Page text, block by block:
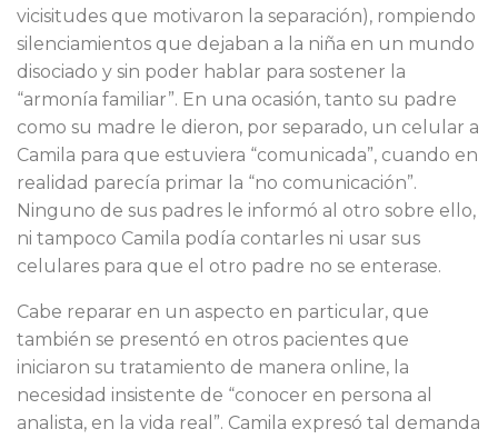
vicisitudes que motivaron la separación), rompiendo
silenciamientos que dejaban a la niña en un mundo
disociado y sin poder hablar para sostener la
“armonía familiar”. En una ocasión, tanto su padre
como su madre le dieron, por separado, un celular a
Camila para que estuviera “comunicada”, cuando en
realidad parecía primar la “no comunicación”.
Ninguno de sus padres le informó al otro sobre ello,
ni tampoco Camila podía contarles ni usar sus
celulares para que el otro padre no se enterase.
Cabe reparar en un aspecto en particular, que
también se presentó en otros pacientes que
iniciaron su tratamiento de manera online, la
necesidad insistente de “conocer en persona al
analista, en la vida real”. Camila expresó tal demanda